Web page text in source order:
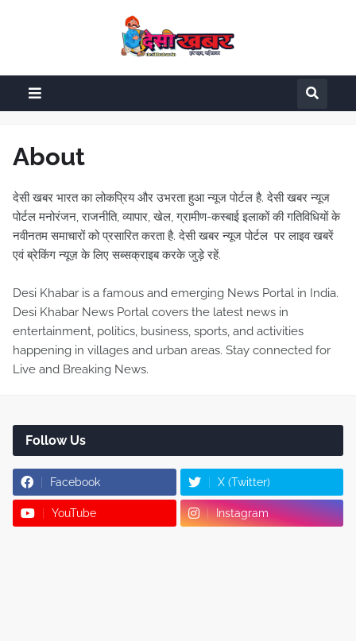
About
देसी खबर भारत का लोकप्रिय और उभरता हुआ न्यूज पोर्टल है. देसी खबर न्यूज
पोर्टल मनोरंजन, राजनीति, व्यापार, खेल, ग्रामीण-कस्बाई इलाकों की गतिविधियों के
नवीनतम समाचारों को प्रसारित करता है. देसी खबर न्यूज पोर्टल पर लाइव खबरें
एवं ब्रेकिंग न्यूज़ के लिए सब्सक्राइब करके जुड़े रहें.
Desi Khabar is a famous and emerging News Portal in India.
Desi Khabar News Portal covers the latest news in
entertainment, politics, business, sports, and activities
happening in villages and urban areas. Stay connected for
Live and Breaking News.
Follow Us
Facebook X (Twitter)
YouTube Instagram